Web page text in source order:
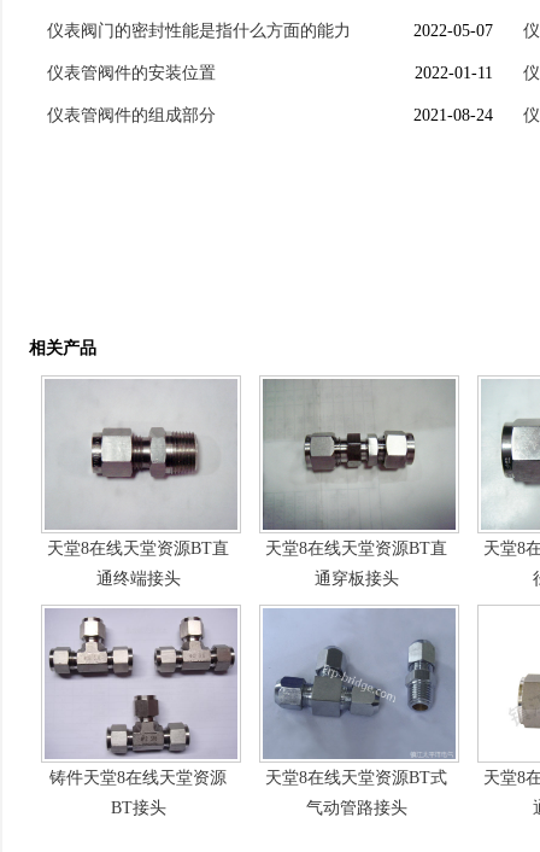
仪表阀门的密封性能是指什么方面的能力 2022-05-07
仪表管阀件的安装位置 2022-01-11
仪表管阀件的组成部分 2021-08-24
相关产品
天堂8在线天堂资源BT直
通终端接头
天堂8在线天堂资源BT直
通穿板接头
天堂8
铸件天堂8在线天堂资源
BT接头
天堂8在线天堂资源BT式
气动管路接头
天堂8